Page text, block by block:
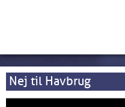
Nej til Havbrug